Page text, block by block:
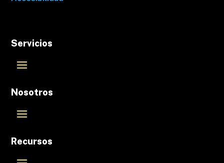
Servicios
Nosotros
Recursos